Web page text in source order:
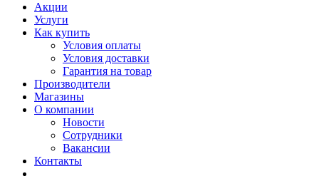
Акции
Услуги
Как купить
Условия оплаты
Условия доставки
Гарантия на товар
Производители
Магазины
О компании
Новости
Сотрудники
Вакансии
Контакты